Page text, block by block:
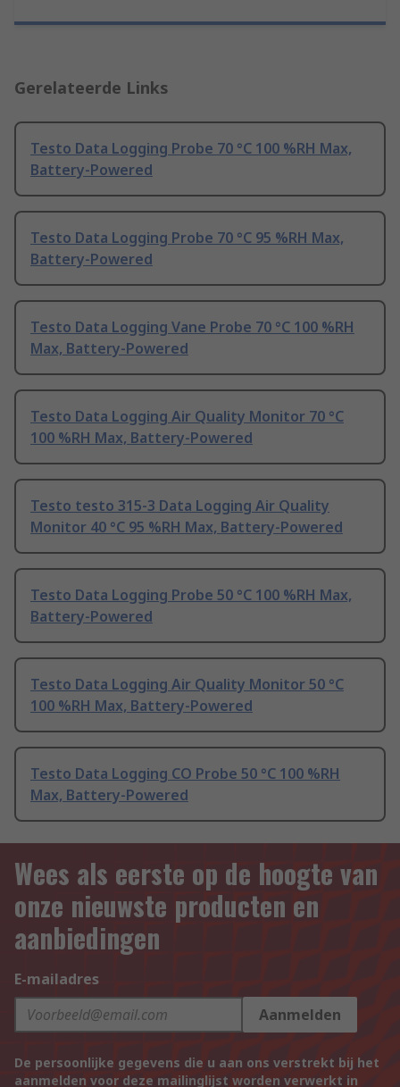
Gerelateerde Links
Testo Data Logging Probe 70 °C 100 %RH Max,
Battery-Powered
Testo Data Logging Probe 70 °C 95 %RH Max,
Battery-Powered
Testo Data Logging Vane Probe 70 °C 100 %RH
Max, Battery-Powered
Testo Data Logging Air Quality Monitor 70 °C
100 %RH Max, Battery-Powered
Testo testo 315-3 Data Logging Air Quality
Monitor 40 °C 95 %RH Max, Battery-Powered
Testo Data Logging Probe 50 °C 100 %RH Max,
Battery-Powered
Testo Data Logging Air Quality Monitor 50 °C
100 %RH Max, Battery-Powered
Testo Data Logging CO Probe 50 °C 100 %RH
Max, Battery-Powered
Wees als eerste op de hoogte van
onze nieuwste producten en
aanbiedingen
E-mailadres
Aanmelden
De persoonlijke gegevens die u aan ons verstrekt bij het
aanmelden voor deze mailinglijst worden verwerkt in